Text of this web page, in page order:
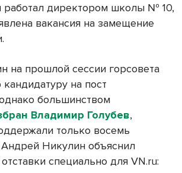
работал директором школы № 10,
вакансия на замещение
на прошлой сессии горсовета
на пост
большинством
Владимир Голубев,
только восемь
Никулин объяснил
специально для VN.ru: